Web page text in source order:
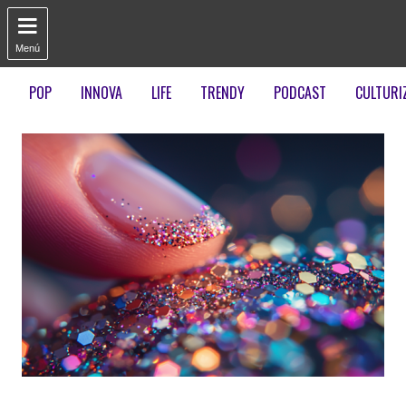

Menú
POP INNOVA LIFE TRENDY PODCAST